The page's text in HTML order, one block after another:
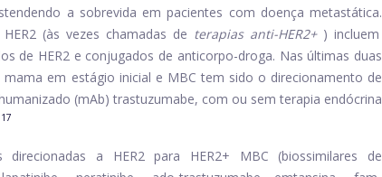
a sobrevida em pacientes com doença metastática.
(às vezes chamadas de terapias anti-HER2+) incluem
de HER2 e conjugados de anticorpo-droga. Nas últimas duas
em estágio inicial e MBC tem sido o direcionamento de
(mAb) trastuzumabe, com ou sem terapia endócrina
17
a HER2 para HER2+ MBC (biossimilares de